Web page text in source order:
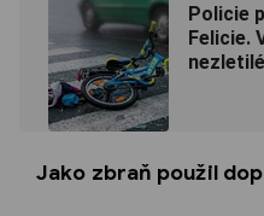
Policie
Felicie.
Jako zbraň použil